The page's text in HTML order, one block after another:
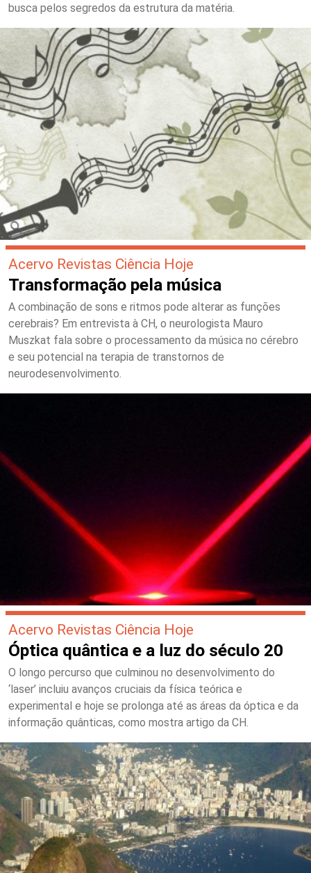
busca pelos segredos da estrutura da matéria.
Acervo Revistas Ciência Hoje
Transformação pela música
A combinação de sons e ritmos pode alterar as funções
cerebrais? Em entrevista à CH, o neurologista Mauro
Muszkat fala sobre o processamento da música no cérebro
e seu potencial na terapia de transtornos de
neurodesenvolvimento.
Acervo Revistas Ciência Hoje
Óptica quântica e a luz do século 20
O longo percurso que culminou no desenvolvimento do
‘laser’ incluiu avanços cruciais da física teórica e
experimental e hoje se prolonga até as áreas da óptica e da
informação quânticas, como mostra artigo da CH.